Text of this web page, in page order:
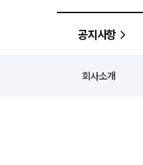
공지사항
회사소개